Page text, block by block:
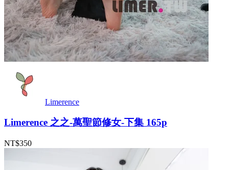
Limerence
Limerence 之之-萬聖節修女-下集 165p
NT$350